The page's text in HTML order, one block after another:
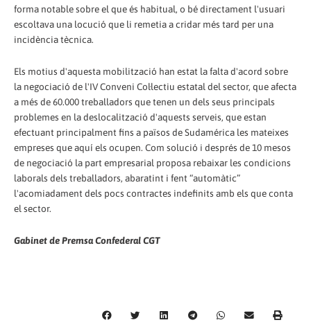
forma notable sobre el que és habitual, o bé directament l'usuari
escoltava una locució que li remetia a cridar més tard per una
incidència tècnica.
Els motius d'aquesta mobilització han estat la falta d'acord sobre
la negociació de l'IV Conveni Col·lectiu estatal del sector, que afecta
a més de 60.000 treballadors que tenen un dels seus principals
problemes en la deslocalització d'aquests serveis, que estan
efectuant principalment fins a països de Sudamérica les mateixes
empreses que aquí els ocupen. Com solució i després de 10 mesos
de negociació la part empresarial proposa rebaixar les condicions
laborals dels treballadors, abaratint i fent “automàtic”
l'acomiadament dels pocs contractes indefinits amb els que conta
el sector.
Gabinet de Premsa Confederal CGT